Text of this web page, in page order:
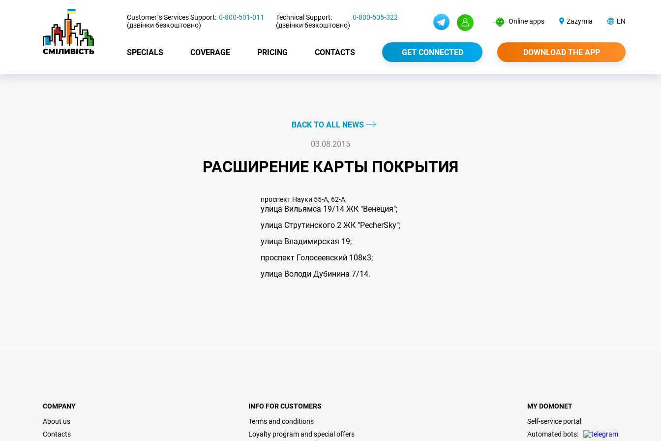
Customer`s Services Support:
(дзвінки безкоштовно)
0-800-501-011
Technical Support:
(дзвінки безкоштовно)
0-800-505-322 Online apps Zazymia EN
SPECIALS COVERAGE PRICING CONTACTS GET CONNECTED DOWNLOAD THE APP
BACK TO ALL NEWS
03.08.2015
РАСШИРЕНИЕ КАРТЫ ПОКРЫТИЯ
проспект Науки 55-А, 62-А;
улица Вильямса 19/14 ЖК "Венеция";
улица Струтинского 2 ЖК "PecherSky";
улица Владимирская 19;
проспект Голосеевский 108к3;
улица Володи Дубинина 7/14.
COMPANY
About us
Contacts
INFO FOR CUSTOMERS
Terms and conditions
Loyalty program and special offers
MY DOMONET
Self-service portal
Automated bots: